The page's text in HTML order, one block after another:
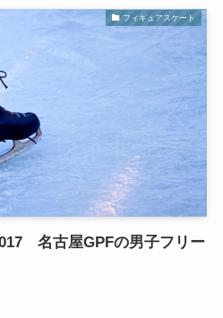
フィギュアスケート
名古屋GPFの男子フリー